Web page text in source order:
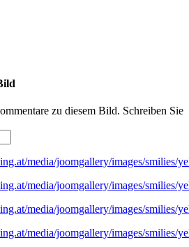
zu diesem Bild. Schreiben Sie